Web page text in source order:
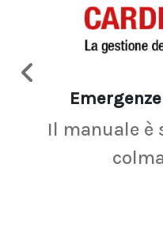
Il manuale è